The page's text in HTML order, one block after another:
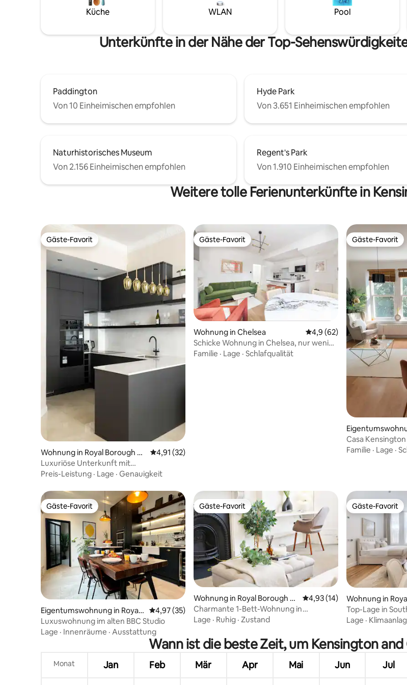
die Bahnhöfe South Kensington und
Sloane Square Bitte drinnen Schuhe
Ausgangspunkt für Paare oder auch
auch Alleinreisende.
WLAN, einen Arbeitsbereich, luxuriöse
Bettwäsche, eine Waschmaschine/einen
auf dem ausgewählte Kunstwerke
gezeigt werden.
berühmtesten
erkunden, dies
Die Wohnung
Zentralheizung.
Küche WLAN Pool
Unterkünfte in der Nähe der Top-
Paddington
Von 10 Einheimischen empfohlen
Hyde Park
Von 3.651 Einheimischen empfohlen
Naturhistorisches Museum
Von 2.156 Einheimischen empfohlen
Regent's Park
Von 1.910 Einheimischen empfohlen
Weitere tolle Ferienunterkünfte in
Gäste-Favorit
Gäste-Favorit
Wohnung in Royal Borough of
Kensington and Chelsea
Durchschnittliche Bewertung: 4,91 von 5, 32 Bewertungen
4,91 (32)
Luxuriöse Unterkunft mit
2 Schlafzimmern und 2 Bädern, 3 Min.
Preis-Leistung · Lage · Genauigkeit
Gäste-Favorit
Gäste-Favorit
Wohnung in Chelsea Durchschnittliche
4,9 (62)
Schicke Wohnung in Chelsea, nur wenige
Schritte von der Kings Road entfernt
Familie · Lage · Schlafqualität
Gäste-Favorit
Gäste-Favorit
Borough of
helsea
Casa
Luxus-
Familie · Lage ·
Gäste-Favorit
Gäste-Favorit
Eigentumswohnung in Royal
Borough of Kensington and C
helsea
Durchschnittliche Bewertung: 4,97 von 5, 35 Bewertungen
4,97 (35)
Luxuswohnung im alten BBC Studio
Lage · Innenräume · Ausstattung
Gäste-Favorit
Gäste-Favorit
Wohnung in Royal Borough of
Kensington and Chelsea
Durchschnittliche
4,93 (14)
Charmante 1-Bett-Wohnung in
Kensington
Lage · Ruhig · Zustand
Gäste-Favorit
Gäste-Favorit
Wohnung in
ensington and
Top-Lage in
Klimaanlage
Lage ·
Wann ist die beste Zeit, um Kensington and
Monat Jan Feb Mär Apr Mai Jun Jul